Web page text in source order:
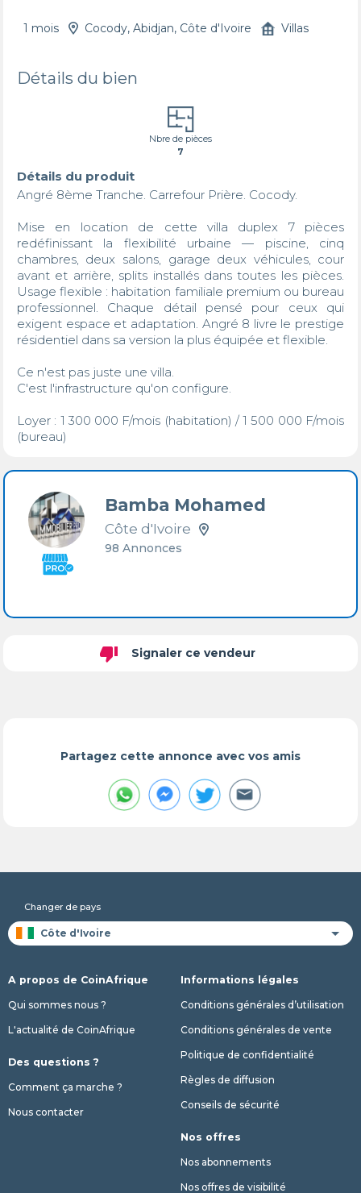
1 mois Cocody, Abidjan, Côte d'Ivoire Villas
Détails du bien
Nbre de pièces
7
Détails du produit
Angré 8ème Tranche. Carrefour Prière. Cocody.
Mise en location de cette villa duplex 7 pièces
redéfinissant la flexibilité urbaine — piscine, cinq
chambres, deux salons, garage deux véhicules, cour
avant et arrière, splits installés dans toutes les pièces.
Usage flexible : habitation familiale premium ou bureau
professionnel. Chaque détail pensé pour ceux qui
exigent espace et adaptation. Angré 8 livre le prestige
résidentiel dans sa version la plus équipée et flexible.
Ce n'est pas juste une villa.
C'est l'infrastructure qu'on configure.
Loyer : 1 300 000 F/mois (habitation) / 1 500 000 F/mois
Bamba Mohamed
Côte d'Ivoire
98 Annonces
thumb_down Signaler ce vendeur
Partagez cette annonce avec vos amis
Changer de pays
A propos de CoinAfrique
Qui sommes nous ?
L'actualité de CoinAfrique
Des questions ?
Comment ça marche ?
Nous contacter
Informations légales
Conditions générales d’utilisation
Conditions générales de vente
Politique de confidentialité
Règles de diffusion
Conseils de sécurité
Nos offres
Nos abonnements
Nos offres de visibilité